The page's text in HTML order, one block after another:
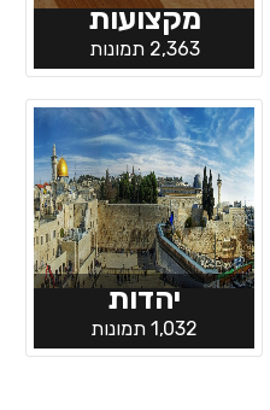
מקצועות
2,363 תמונות
יהדות
1,032 תמונות